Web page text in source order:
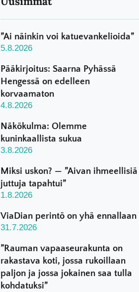
”Ai näinkin voi katuevankelioida”
5.8.2026
Pääkirjoitus: Saarna Pyhässä
Hengessä on edelleen
korvaamaton
4.8.2026
Näkökulma: Olemme
kuninkaallista sukua
3.8.2026
Miksi uskon? — ”Aivan ihmeellisiä
juttuja tapahtui”
1.8.2026
ViaDian perintö on yhä ennallaan
31.7.2026
”Rauman vapaaseurakunta on
rakastava koti, jossa rukoillaan
paljon ja jossa jokainen saa tulla
kohdatuksi”